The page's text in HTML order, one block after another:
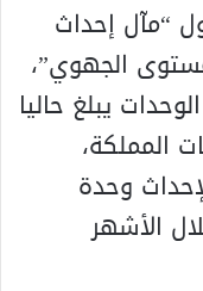
“مآل إحداث
الجهوي”،
يبلغ حاليا
المملكة،
وحدة
الأشهر